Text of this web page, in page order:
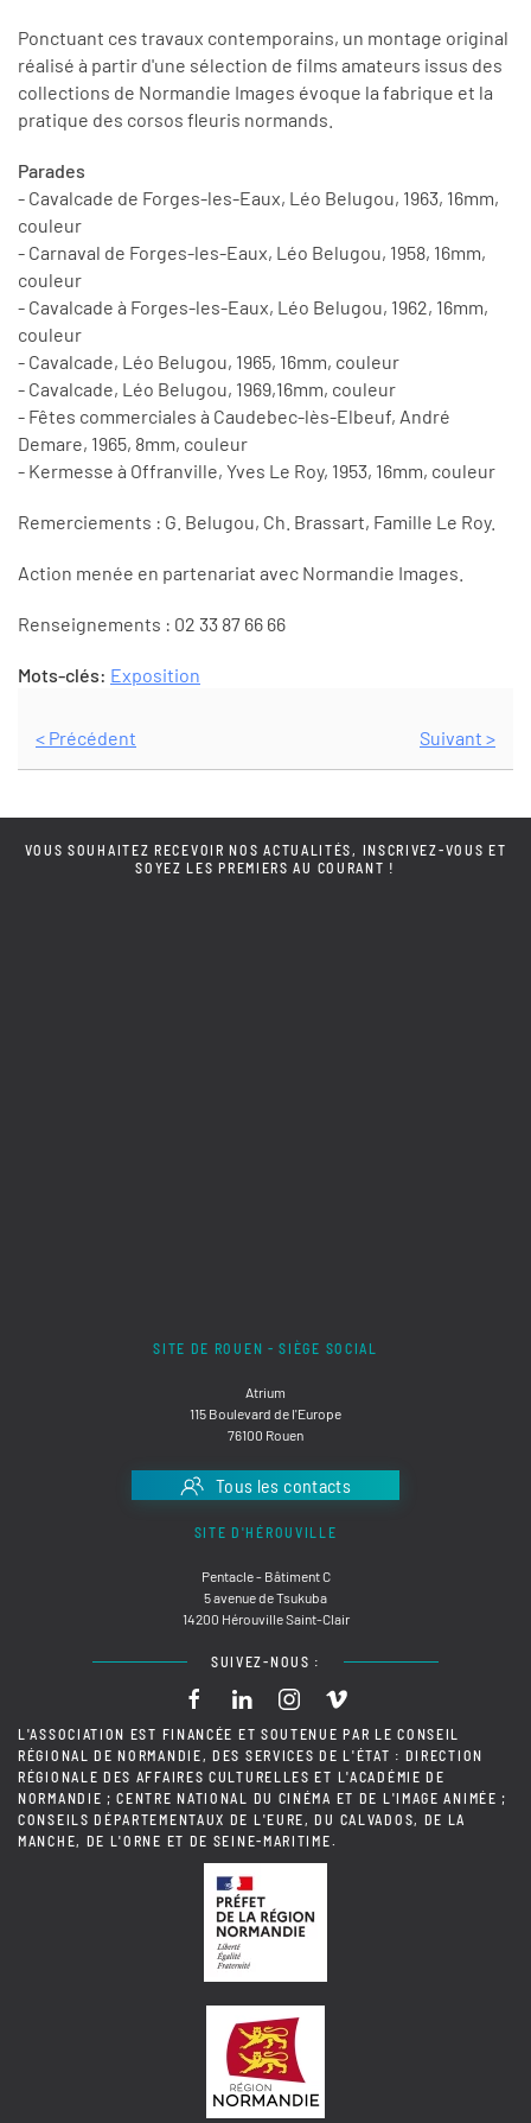
Ponctuant ces travaux contemporains, un montage original
réalisé à partir d'une sélection de films amateurs issus des
collections de Normandie Images évoque la fabrique et la
pratique des corsos fleuris normands.
Parades
- Cavalcade de Forges-les-Eaux, Léo Belugou, 1963, 16mm,
couleur
- Carnaval de Forges-les-Eaux, Léo Belugou, 1958, 16mm,
couleur
- Cavalcade à Forges-les-Eaux, Léo Belugou, 1962, 16mm,
couleur
- Cavalcade, Léo Belugou, 1965, 16mm, couleur
- Cavalcade, Léo Belugou, 1969,16mm, couleur
- Fêtes commerciales à Caudebec-lès-Elbeuf, André
Demare, 1965, 8mm, couleur
- Kermesse à Offranville, Yves Le Roy, 1953, 16mm, couleur
Remerciements : G. Belugou, Ch. Brassart, Famille Le Roy.
Action menée en partenariat avec Normandie Images.
Renseignements : 02 33 87 66 66
Mots-clés: Exposition
< Précédent Suivant >
VOUS SOUHAITEZ RECEVOIR NOS ACTUALITÉS, INSCRIVEZ-VOUS ET
SOYEZ LES PREMIERS AU COURANT !
SITE DE ROUEN - SIÈGE SOCIAL
Atrium
115 Boulevard de l'Europe
76100 Rouen
Tous les contacts
SITE D'HÉROUVILLE
Pentacle - Bâtiment C
5 avenue de Tsukuba
14200 Hérouville Saint-Clair
SUIVEZ-NOUS :
L'ASSOCIATION EST FINANCÉE ET SOUTENUE PAR LE CONSEIL
RÉGIONAL DE NORMANDIE, DES SERVICES DE L'ÉTAT : DIRECTION
RÉGIONALE DES AFFAIRES CULTURELLES ET L'ACADÉMIE DE
NORMANDIE ; CENTRE NATIONAL DU CINÉMA ET DE L'IMAGE ANIMÉE ;
CONSEILS DÉPARTEMENTAUX DE L'EURE, DU CALVADOS, DE LA
MANCHE, DE L'ORNE ET DE SEINE-MARITIME.